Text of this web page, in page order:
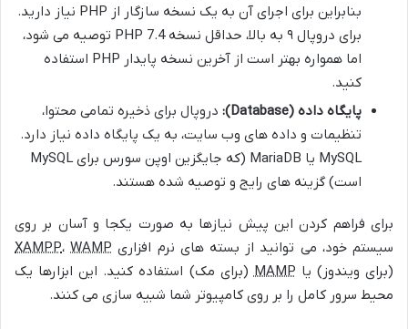
بنابراین برای اجرای آن به یک نسخه سازگار از PHP نیاز دارید.
برای دروپال ۹ به بالا، حداقل نسخه PHP 7.4 توصیه می شود،
اما همواره بهتر است از آخرین نسخه پایدار PHP استفاده
کنید.
پایگاه داده (Database):
دروپال برای ذخیره تمامی محتوا،
تنظیمات و داده های وب سایت، به یک پایگاه داده نیاز دارد.
MySQL یا MariaDB (که جایگزین اوپن سورس برای MySQL
است) گزینه های رایج و توصیه شده هستند.
برای فراهم کردن این پیش نیازها به صورت یکجا و آسان بر روی
سیستم خود، می توانید از بسته های نرم افزاری
XAMPP،WAMP
(برای ویندوز) یا MAMP(برای مک) استفاده کنید. این ابزارها یک
محیط سرور کامل را بر روی کامپیوتر شما شبیه سازی می کنند.